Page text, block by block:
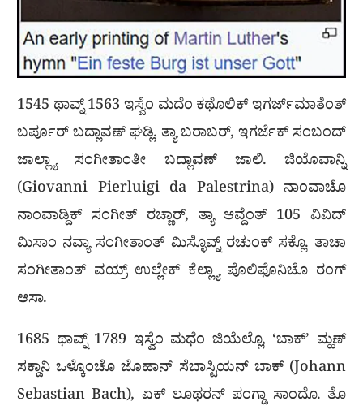
1545 ಥಾವ್ನ್ 1563 ಇಸ್ವೆಂ ಮದೆಂ ಕಥೊಲಿಕ್ ಇಗರ್ಜ್‌ಮಾತೆಂತ್
ಬರ್ಪೂರ್ ಬದ್ಲಾವಣ್ ಘಡ್ಲಿ. ತ್ಯಾ ಬರಾಬರ್, ಇಗರ್ಜೆಕ್ ಸಂಬಂದ್
ಜಾಲ್ಲ್ಯಾ ಸಂಗೀತಾಂತೀ ಬದ್ಲಾವಣ್ ಜಾಲಿ. ಜಿಯೊವಾನ್ನಿ
(Giovanni Pierluigi da Palestrina) ನಾಂವಾಚೊ
ನಾಂವಾಡ್ದಿಕ್ ಸಂಗೀತ್ ರಚ್ಣಾರ್, ತ್ಯಾ ಆವ್ದೆಂತ್ 105 ವಿವಿದ್
ಮಿಸಾಂ ನವ್ಯಾ ಸಂಗೀತಾಂತ್ ಮಿಸ್ಳೊವ್ನ್ ರಚುಂಕ್ ಸಕ್ಲೊ. ತಾಚಾ
ಸಂಗೀತಾಂತ್ ವಯ್ರ್ ಉಲ್ಲೇಕ್ ಕೆಲ್ಲ್ಯಾ ಪೊಲಿಫೊನಿಚೊ ರಂಗ್
ಆಸಾ.
1685 ಥಾವ್ನ್ 1789 ಇಸ್ವೆಂ ಮಧೆಂ ಜಿಯೆಲ್ಲೊ, ‘ಬಾಕ್’ ಮ್ಹಣ್
ಸಕ್ಡಾನಿ ಒಳ್ಕೊಂಚೊ ಜೊಹಾನ್ ಸೆಬಾಸ್ಟಿಯನ್ ಬಾಕ್ (Johann
Sebastian Bach), ಏಕ್ ಲೂಥರನ್ ಪಂಗ್ಡಾ ಸಾಂದೊ. ತೊ